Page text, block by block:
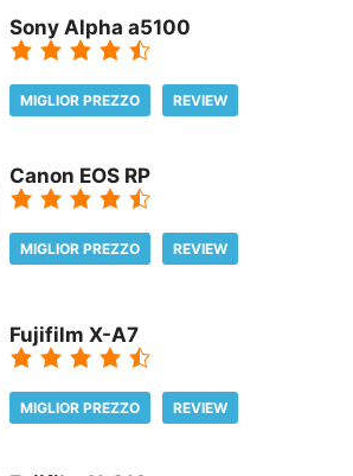
Sony Alpha a5100
MIGLIOR PREZZO REVIEW
Canon EOS RP
MIGLIOR PREZZO REVIEW
Fujifilm X-A7
MIGLIOR PREZZO REVIEW